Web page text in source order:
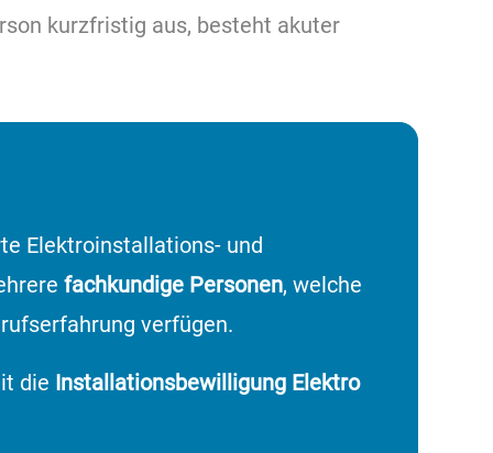
kurzfristig aus, besteht akuter
Elektroinstallations- und
fachkundige Personen, welche
verfügen.
die Installationsbewilligung Elektro